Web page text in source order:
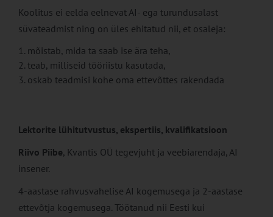
Koolitus ei eelda eelnevat AI- ega turundusalast
süvateadmist ning on üles ehitatud nii, et osaleja:
mõistab, mida ta saab ise ära teha,
teab, milliseid tööriistu kasutada,
oskab teadmisi kohe oma ettevõttes rakendada
Lektorite lühitutvustus, ekspertiis, kvalifikatsioon
Riivo Piibe, Kvantis OÜ tegevjuht ja veebiarendaja, AI
insener.
4-aastase rahvusvahelise AI kogemusega ja 2-aastase
ettevõtja kogemusega. Töötanud nii Eesti kui